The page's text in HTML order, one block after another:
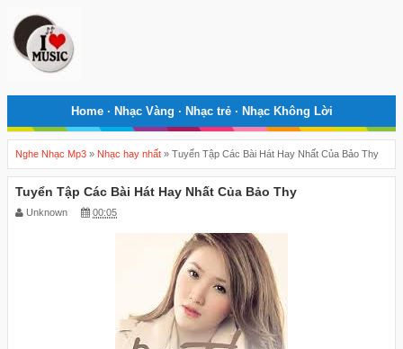
Home· Nhạc Vàng · Nhạc trẻ· Nhạc Không Lời
Nghe Nhạc Mp3 » Nhạc hay nhất » Tuyển Tập Các Bài Hát Hay Nhất Của Bảo Thy
Tuyển Tập Các Bài Hát Hay Nhất Của Bảo Thy
Unknown 00:05